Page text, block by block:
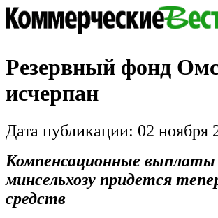
Резервный фонд
исчерпан
Дата публикации: 02 ноября
Компенсационные
минсельхозу придется
средств